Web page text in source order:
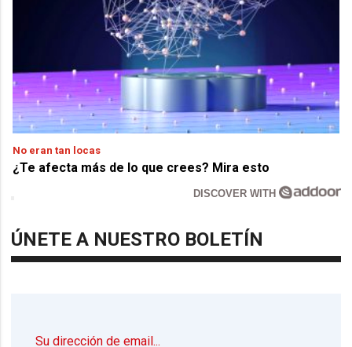
No eran tan locas
¿Te afecta más de lo que crees? Mira esto
DISCOVER WITH
ÚNETE A NUESTRO BOLETÍN